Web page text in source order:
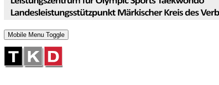
Mobile Menu Toggle